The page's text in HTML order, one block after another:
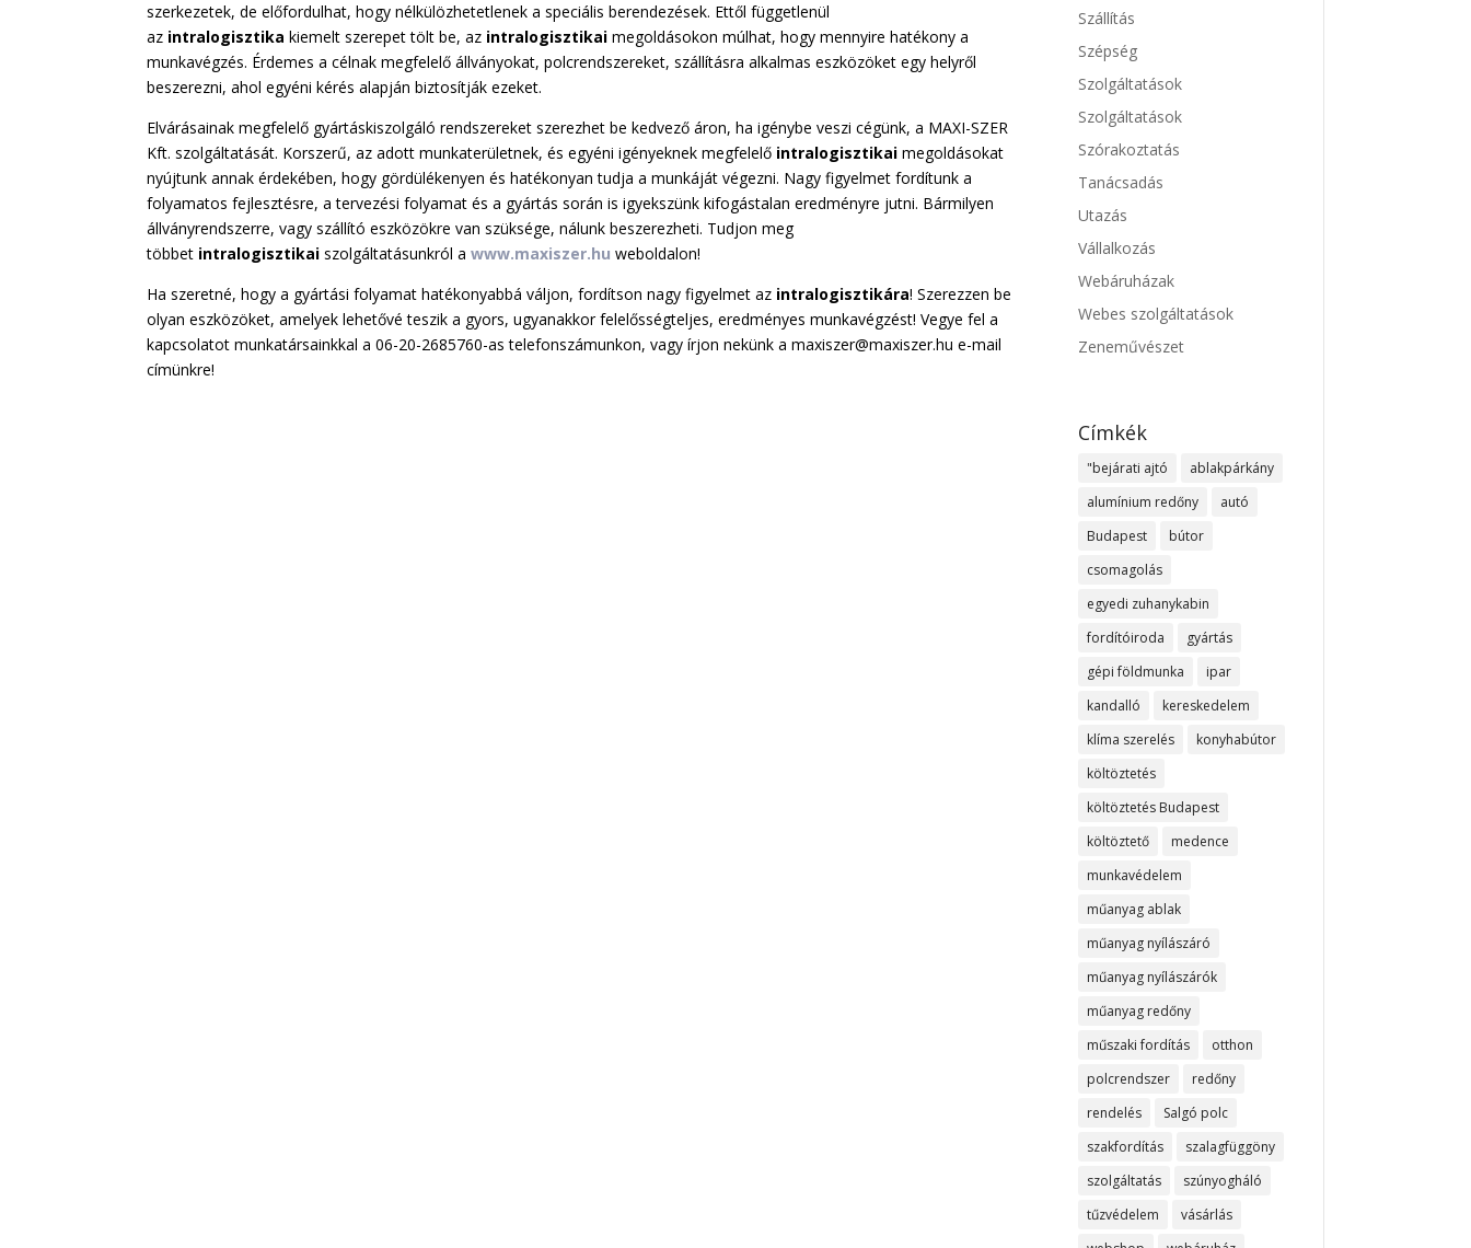
szerkezetek, de előfordulhat, hogy nélkülözhetetlenek a speciális berendezések. Ettől függetlenül
az intralogisztika kiemelt szerepet tölt be, az intralogisztikai megoldásokon múlhat, hogy mennyire hatékony a
munkavégzés. Érdemes a célnak megfelelő állványokat, polcrendszereket, szállításra alkalmas eszközöket egy helyről
beszerezni, ahol egyéni kérés alapján biztosítják ezeket.
Elvárásainak megfelelő gyártáskiszolgáló rendszereket szerezhet be kedvező áron, ha igénybe veszi cégünk, a MAXI-SZER
Kft. szolgáltatását. Korszerű, az adott munkaterületnek, és egyéni igényeknek megfelelő intralogisztikai megoldásokat
nyújtunk annak érdekében, hogy gördülékenyen és hatékonyan tudja a munkáját végezni. Nagy figyelmet fordítunk a
folyamatos fejlesztésre, a tervezési folyamat és a gyártás során is igyekszünk kifogástalan eredményre jutni. Bármilyen
állványrendszerre, vagy szállító eszközökre van szüksége, nálunk beszerezheti. Tudjon meg
többet intralogisztikai szolgáltatásunkról awww.maxiszer.hu weboldalon!
Ha szeretné, hogy a gyártási folyamat hatékonyabbá váljon, fordítson nagy figyelmet az intralogisztikára! Szerezzen be
olyan eszközöket, amelyek lehetővé teszik a gyors, ugyanakkor felelősségteljes, eredményes munkavégzést! Vegye fel a
kapcsolatot munkatársainkkal a 06-20-2685760-as telefonszámunkon, vagy írjon nekünk a maxiszer@maxiszer.hu e-mail
címünkre!
Szállítás
Szépség
Szolgáltatások
Szolgáltatások
Szórakoztatás
Tanácsadás
Utazás
Vállalkozás
Webáruházak
Webes szolgáltatások
Zeneművészet
Címkék
"bejárati ajtó
ablakpárkány
alumínium redőny
autó
Budapest
bútor
csomagolás
egyedi zuhanykabin
fordítóiroda
gyártás
gépi földmunka
ipar
kandalló
kereskedelem
klíma szerelés
konyhabútor
költöztetés
költöztetés Budapest
költöztető
medence
munkavédelem
műanyag ablak
műanyag nyílászáró
műanyag nyílászárók
műanyag redőny
műszaki fordítás
otthon
polcrendszer
redőny
rendelés
Salgó polc
szakfordítás
szalagfüggöny
szolgáltatás
szúnyogháló
tűzvédelem
vásárlás